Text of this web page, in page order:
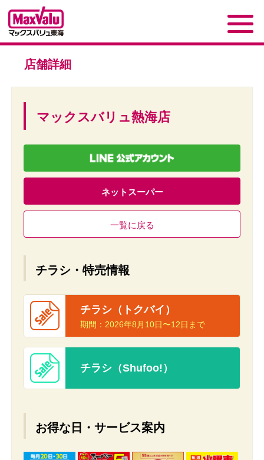
店舗詳細
マックスバリュ熱海店
ネットスーパー
一覧に戻る
チラシ・特売情報
チラシ（トクバイ）
期間： 2026年8月10日〜12日まで
チラシ（Shufoo!）
お得な日・サービス案内